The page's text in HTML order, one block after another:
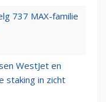
737 MAX-familie
WestJet en
staking in zicht